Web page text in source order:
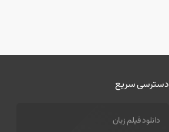
دسترسی سریع
دانلود فیلم زبان